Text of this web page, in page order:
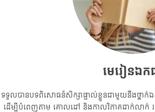
មេរៀនឯក
ទទួលបានបទពិសោធន៍សិក្សាផ្ទាល់ខ្លួនជាមួយនឹងថ្នា
ដើម្បីបំពេញតាម គោលដៅ និងកាលវិភាគជាក់លាក់